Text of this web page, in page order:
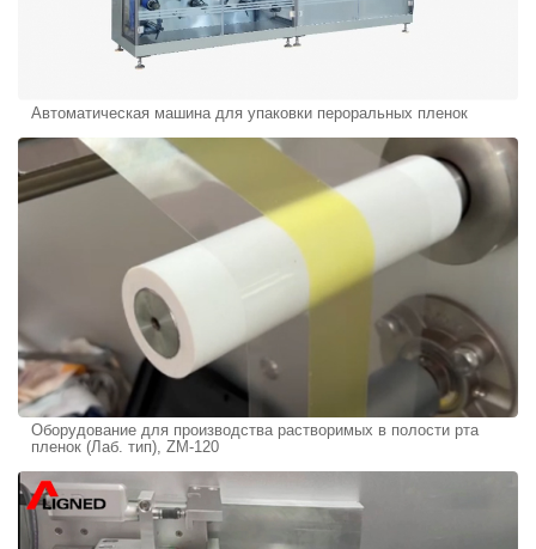
Автоматическая машина для упаковки пероральных пленок
Оборудование для производства растворимых в полости рта
пленок (Лаб. тип), ZM-120